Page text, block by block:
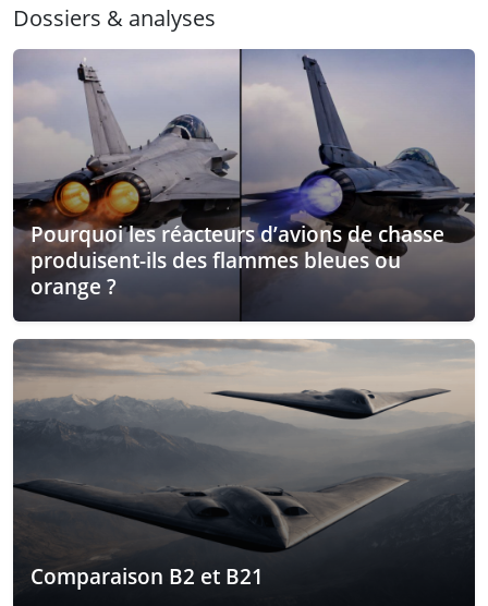
Dossiers & analyses
Pourquoi les réacteurs d’avions de chasse
produisent-ils des flammes bleues ou
orange ?
Comparaison B2 et B21